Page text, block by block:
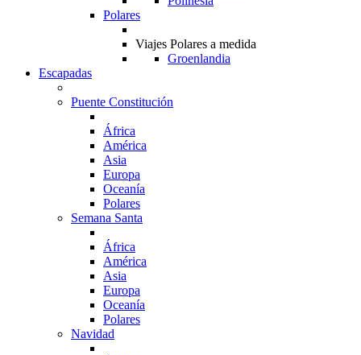
Polares
Viajes Polares a medida
Groenlandia
Escapadas
Puente Constitución
África
América
Asia
Europa
Oceanía
Polares
Semana Santa
África
América
Asia
Europa
Oceanía
Polares
Navidad